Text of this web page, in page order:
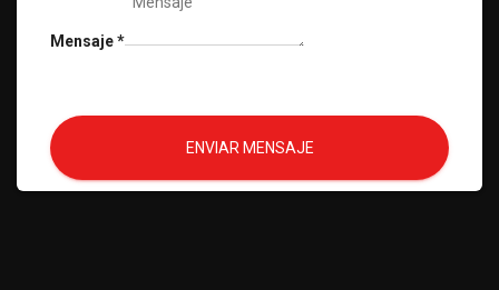
Mensaje*
ENVIAR MENSAJE